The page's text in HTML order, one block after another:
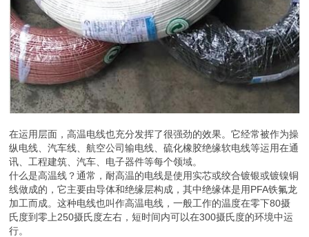
在运用层面，高温电线也充分发挥了很强劲的效果。它经常被作为操
纵电线、汽车线、航空公司输电线、硫化橡胶绝缘软电线等运用在通
讯、工程建筑、汽车、电子器件等每个领域。
什么是高温线？通常，耐高温的电线是使用实芯或绞合镀银或镀镍铜
线做成的，它主要由导体和绝缘层构成，其中绝缘体是用PFA铁氟龙
加工而成。这种电线也叫作高温电线，一般工作的温度在零下80摄
氏度到零上250摄氏度左右，短时间内可以在300摄氏度的环境中运
行。